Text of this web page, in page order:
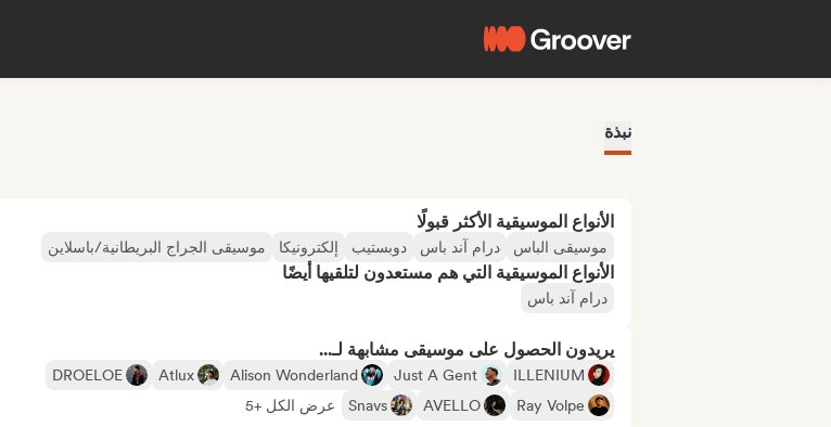
نبذة
الأنواع الموسيقية الأكثر قبولًا
موسيقى الباس درام آند باس دوبستيب إلكترونيكا موسيقى الجراج البريطانية/باسلاين
الأنواع الموسيقية التي هم مستعدون لتلقيها أيضًا
درام آند باس
يريدون الحصول على موسيقى مشابهة لـ...
ILLENIUM
Just A Gent
Alison Wonderland
Atlux
DROELOE
Ray Volpe
AVELLO
Snavs عرض الكل +5